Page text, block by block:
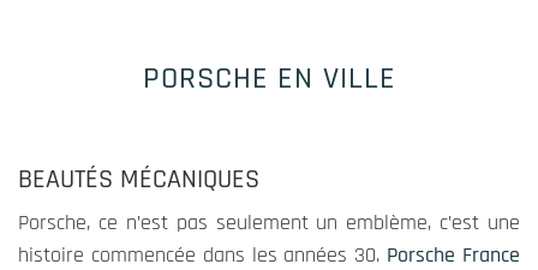
PORSCHE EN VILLE
BEAUTÉS MÉCANIQUES
Porsche, ce n’est pas seulement un emblème, c’est une
histoire commencée dans les années 30. Porsche France